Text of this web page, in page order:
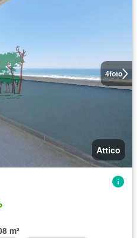
4foto
Attico
m²